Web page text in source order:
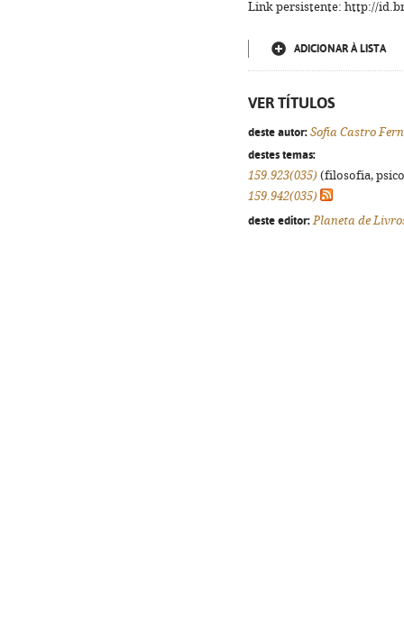
Link persistente: http://
ADICIONAR À LISTA
VER TÍTULOS
deste autor: Sofia Castro
destes temas:
159.923(035) (filosofia,
159.942(035)
deste editor: Planeta de